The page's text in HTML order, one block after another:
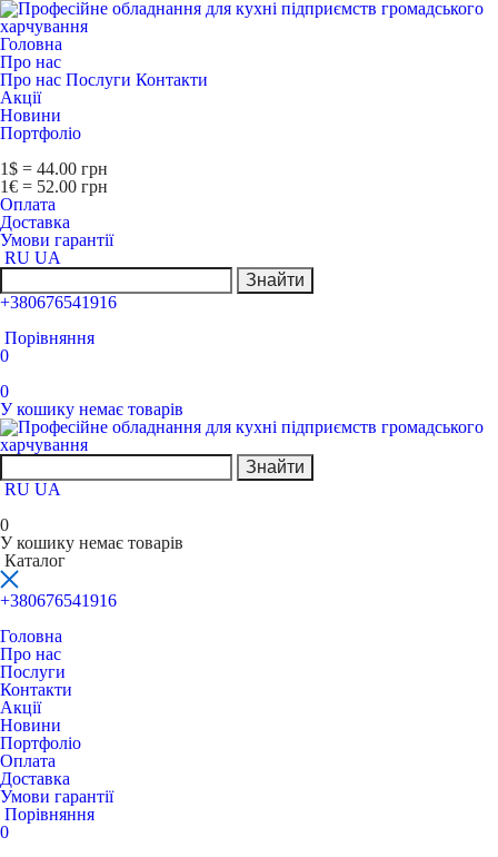
Головна
Про нас
Про нас Послуги Контакти
Акції
Новини
Портфоліо
1$ = 44.00 грн
1€ = 52.00 грн
Оплата
Доставка
Умови гарантії
RU UA
Знайти
+380676541916
Порівняння
0
0
У кошику немає товарів
Знайти
RU UA
0
У кошику немає товарів
Каталог
+380676541916
Головна
Про нас
Послуги
Контакти
Акції
Новини
Портфоліо
Оплата
Доставка
Умови гарантії
Порівняння
0